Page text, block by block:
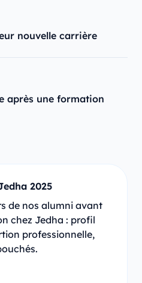
nouvelle carrière
après une formation
2025
de nos alumni avant
chez Jedha : profil
professionnelle,